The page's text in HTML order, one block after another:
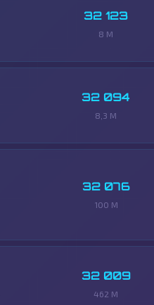
32 123
8 M
32 094
8,3 M
32 076
100 M
32 009
462 M